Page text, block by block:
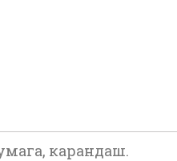
карандаш.